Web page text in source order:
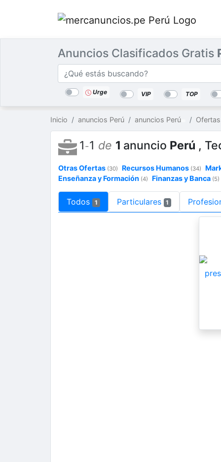
Anuncios Clasificados Gratis
Buscar
Categorías
lugar
Urge VIP TOP
Inicio anuncios Perú anuncios Perú
1-1 de 1 anuncio Perú ,
Otras Ofertas (30) Recursos Humanos (34)
Enseñanza y Formación (4) Finanzas y Banca (5)
Todos 1 Particulares 1